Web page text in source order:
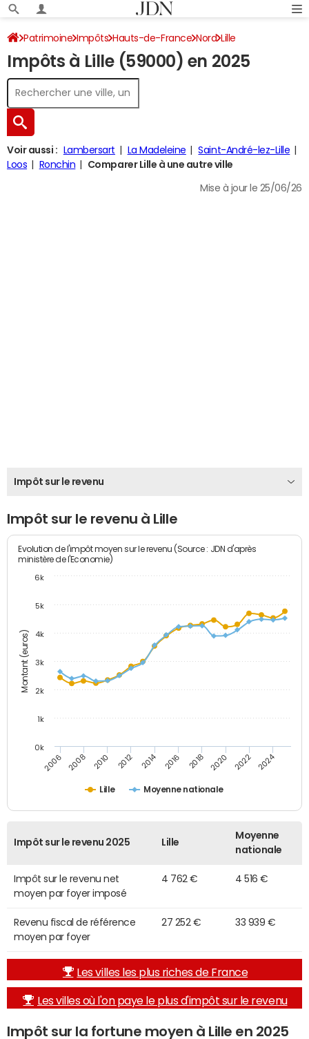
Patrimoine Impôts Hauts-de-France Nord Lille
Impôt sur le revenu
Impôts à Lille (59000) en 2025
Voir aussi : Lambersart La Madeleine
Saint-André-lez-Lille
Loos
Ronchin Comparer Lille à une autre ville
Mise à jour le 25/06/26
Impôt sur le revenu
Impôt sur le revenu à Lille
Montant (euros)
Evolution de l'impôt moyen sur le revenu (Source : JDN d'après
ministère de l'Economie)
Lille Moyenne nationale
2006 2008 2010 2012 2014 2016 2018 2020 2022 2024
0k
1k
2k
3k
4k
5k
6k
Impôt sur le revenu 2025 Lille
Moyenne
nationale
Impôt sur le revenu net
moyen par foyer imposé
4 762 € 4 516 €
Revenu fiscal de référence
moyen par foyer
27 252 € 33 939 €
Les villes les plus riches de France
Les villes où l'on paye le plus d'impôt sur le revenu
Impôt sur la fortune moyen à Lille en 2025